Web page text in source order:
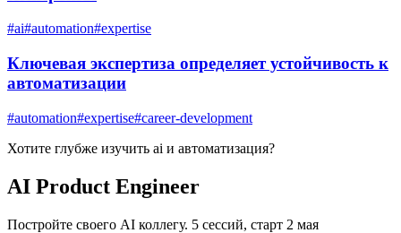
#ai#automation#expertise
Ключевая экспертиза определяет устойчивость к
автоматизации
#automation#expertise#career-development
Хотите глубже изучить ai и автоматизация?
AI Product Engineer
Постройте своего AI коллегу. 5 сессий, старт 2 мая